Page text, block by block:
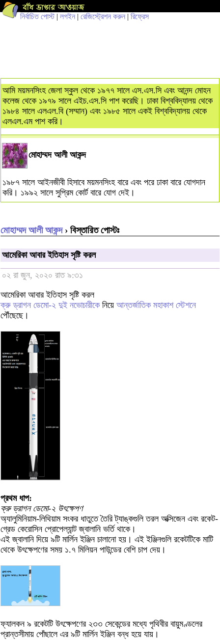
নির্বাচিত পোস্ট| লগইন | রেজিস্ট্রেশন করুন | রিফ্রেস
আমি ময়মনসিংহ জেলা স্কুল থেকে ১৯৭৭ সালে এস.এস.সি এবং আনন্দ মোহন
কলেজ থেকে ১৯৭৯ সালে এইচ.এস.সি পাশ করেছি। ঢাকা বিশ্ববিদ্যালয় থেকে
১৯৮৪ সালে এলএল.বি (সম্মান) এবং ১৯৮৫ সালে একই বিশ্ববিদ্যালয় থেকে
এলএল.এম পাশ করি।
মোহাম্মদ আলী আকন্দ
১৯৮৭ সালে আইনজীবী হিসাবে ময়মনসিংহ বারে এবং পরে ঢাকা বারে যোগদান
করি। ১৯৯২ সালে সুপ্রিম কোর্ট বারে যোগ দেই।
মোহাম্মদ আলী আকন্দ› বিস্তারিত পোস্টঃ
আমেরিকা আবার ইতিহাস সৃষ্টি করল
০২ রা জুন, ২০২০ রাত ৯:৩১
আমেরিকা আবার ইতিহাস সৃষ্টি করল
ক্রু ড্রাগন ডেমো-২ দুই নভোচারীকেনিয়ে আন্তর্জাতিক মহাকাশ স্টেশনে
পৌঁছেছে।
প্রথম ধাপ:
ক্রু ড্রাগন ডেমো-২ উৎক্ষেপণ
অ্যালুমিনিয়াম-লিথিয়াম সংকর ধাতুতে তৈরি ট্যাঙ্কগুলি তরল অক্সিজেন এবং রকেট-
গ্রেড কেরোসিন প্রোপেল্যান্ট জ্বালানি ভর্তি থাকে।
এই জ্বালানি দিয়ে ৯টি মার্লিন ইঞ্জিন চালানো হয়। এই ইঞ্জিনগুলি রকেটটিকে মাটি
থেকে উৎক্ষেপণের সময় ১.৭ মিলিয়ন পাউন্ডের বেশি চাপ দেয়।
ফ্যালকন ৯ রকেটটি উৎক্ষেপণের ২৩৩ সেকেন্ডের মধ্যে পৃথিবীর বায়ুমণ্ডলের
প্রান্তসীমায় পোঁছালে এর ৯টি মার্লিন ইঞ্জিন বন্ধ হয়ে যায়।